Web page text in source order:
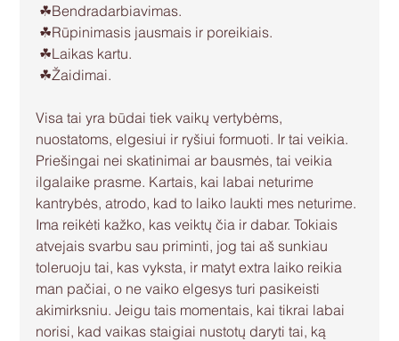
☘Bendradarbiavimas.
☘Rūpinimasis jausmais ir poreikiais.
☘Laikas kartu.
☘Žaidimai.
Visa tai yra būdai tiek vaikų vertybėms,
nuostatoms, elgesiui ir ryšiui formuoti. Ir tai veikia.
Priešingai nei skatinimai ar bausmės, tai veikia
ilgalaike prasme. Kartais, kai labai neturime
kantrybės, atrodo, kad to laiko laukti mes neturime.
Ima reikėti kažko, kas veiktų čia ir dabar. Tokiais
atvejais svarbu sau priminti, jog tai aš sunkiau
toleruoju tai, kas vyksta, ir matyt extra laiko reikia
man pačiai, o ne vaiko elgesys turi pasikeisti
akimirksniu. Jeigu tais momentais, kai tikrai labai
norisi, kad vaikas staigiai nustotų daryti tai, ką